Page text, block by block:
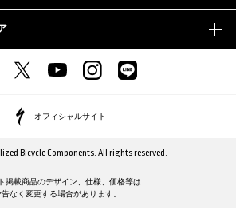
オフィシャルサイト
Bicycle Components. All rights reserved.
掲載商品のデザイン、仕様、価格等は
告なく変更する場合があります。